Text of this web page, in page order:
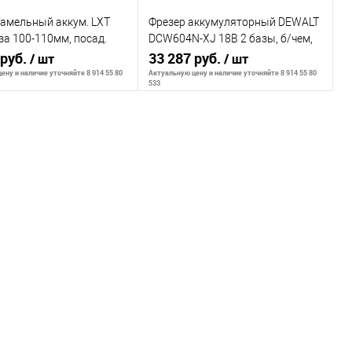
аккум. LXT
100-110мм, посад.
макс глуб 20мм
/ шт
и наличие уточняйте 8 914 55 80
Фрезер аккумуляторный DEWALT
DCW604N-XJ 18В 2 базы, б/чем,
б/бат
33 287 руб./ шт
Актуальную цену и наличие уточняйте 8 914 55 80
533